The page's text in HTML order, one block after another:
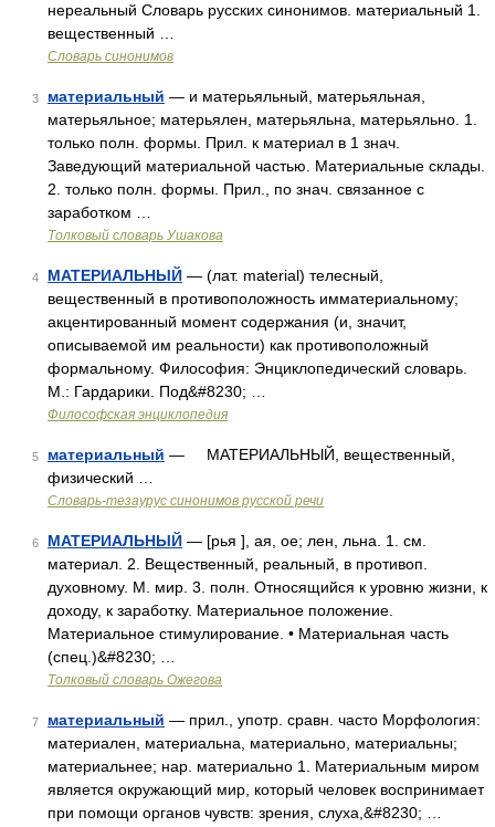
нереальный Словарь русских синонимов. материальный 1.
вещественный …
Словарь синонимов
3 материальный — и матерьяльный, матерьяльная,
матерьяльное; матерьялен, матерьяльна, матерьяльно. 1.
только полн. формы. Прил. к материал в 1 знач.
Заведующий материальной частью. Материальные склады.
2. только полн. формы. Прил., по знач. связанное с
заработком …
Толковый словарь Ушакова
4 МАТЕРИАЛЬНЫЙ — (лат. material) телесный,
вещественный в противоположность имматериальному;
акцентированный момент содержания (и, значит,
описываемой им реальности) как противоположный
формальному. Философия: Энциклопедический словарь.
М.: Гардарики. Под&#8230; …
Философская энциклопедия
5 материальный — МАТЕРИАЛЬНЫЙ, вещественный,
физический …
Словарь-тезаурус синонимов русской речи
6 МАТЕРИАЛЬНЫЙ — [рья ], ая, ое; лен, льна. 1. см.
материал. 2. Вещественный, реальный, в противоп.
духовному. М. мир. 3. полн. Относящийся к уровню жизни, к
доходу, к заработку. Материальное положение.
Материальное стимулирование. • Материальная часть
(спец.)&#8230; …
Толковый словарь Ожегова
7 материальный — прил., употр. сравн. часто Морфология:
материален, материальна, материально, материальны;
материальнее; нар. материально 1. Материальным миром
является окружающий мир, который человек воспринимает
при помощи органов чувств: зрения, слуха,&#8230; …